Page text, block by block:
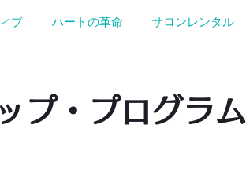
ブ ハートの革命 サロンレンタル
プ・プログラム